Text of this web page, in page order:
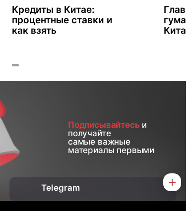
Кредиты в Китае:
процентные ставки и
как взять
Китае
Подписывайтесьи
получайте
самые важные
материалы первыми
Telegram